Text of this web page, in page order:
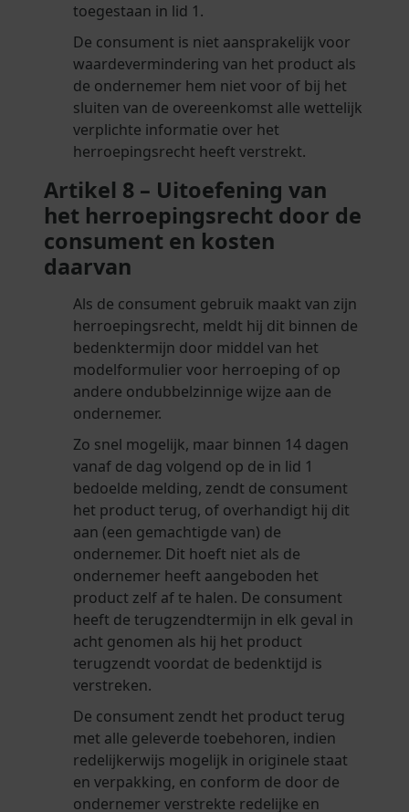
toegestaan in lid 1.
De consument is niet aansprakelijk voor
waardevermindering van het product als
de ondernemer hem niet voor of bij het
sluiten van de overeenkomst alle wettelijk
verplichte informatie over het
herroepingsrecht heeft verstrekt.
Artikel 8 – Uitoefening van
het herroepingsrecht door de
consument en kosten
daarvan
Als de consument gebruik maakt van zijn
herroepingsrecht, meldt hij dit binnen de
bedenktermijn door middel van het
modelformulier voor herroeping of op
andere ondubbelzinnige wijze aan de
ondernemer.
Zo snel mogelijk, maar binnen 14 dagen
vanaf de dag volgend op de in lid 1
bedoelde melding, zendt de consument
het product terug, of overhandigt hij dit
aan (een gemachtigde van) de
ondernemer. Dit hoeft niet als de
ondernemer heeft aangeboden het
product zelf af te halen. De consument
heeft de terugzendtermijn in elk geval in
acht genomen als hij het product
terugzendt voordat de bedenktijd is
verstreken.
De consument zendt het product terug
met alle geleverde toebehoren, indien
redelijkerwijs mogelijk in originele staat
en verpakking, en conform de door de
ondernemer verstrekte redelijke en